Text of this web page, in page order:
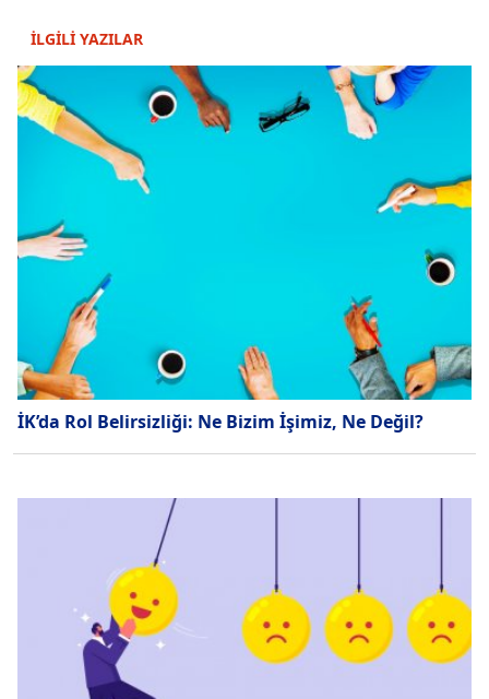
İLGİLİ YAZILAR
İK’da Rol Belirsizliği: Ne Bizim İşimiz, Ne Değil?